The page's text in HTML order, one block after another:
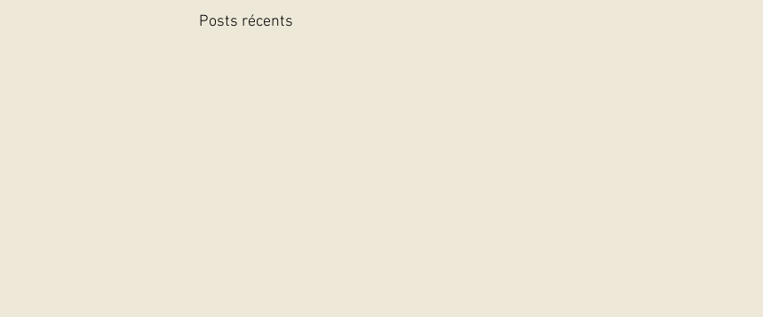
Posts récents